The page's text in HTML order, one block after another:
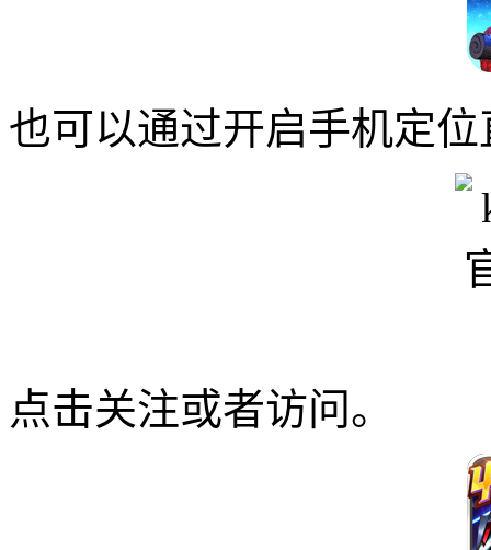
也可以通过开启手机定
点击关注或者访问。